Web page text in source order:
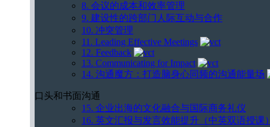
8. 会议的成本和效率管理
9. 建设性的跨部门人际互动与合作
10. 冲突管理
11. Leading Effective Meetings
12. Feedback
13. Communicating for Impact
14. 沟通魔方：打造脑身心同频的沟通能量场
口头和书面沟通
15. 企业出海的文化融合与国际商务礼仪
16. 英文汇报与发言效能提升（中英双语授课）